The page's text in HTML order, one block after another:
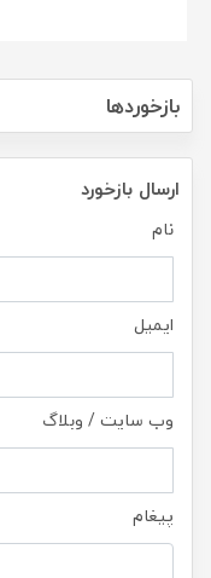
بازخوردها
ارسال بازخورد
نام
ایمیل
وب سایت / وبلاگ
پیغام